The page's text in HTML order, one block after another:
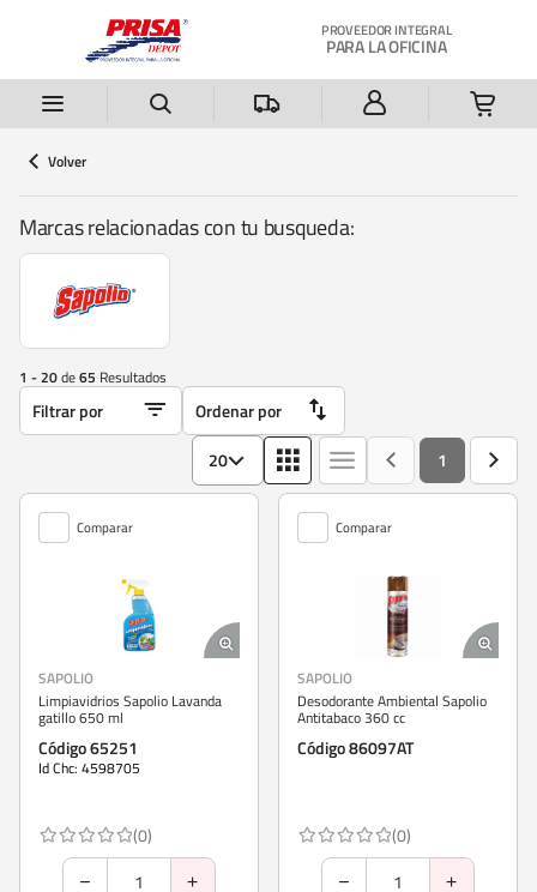
PROVEEDOR INTEGRAL
PARA LA OFICINA
Volver
Marcas relacionadas con tu busqueda:
1 - 20de65 Resultados
20 1
Comparar
SAPOLIO
Limpiavidrios Sapolio Lavanda
gatillo 650 ml
Código 65251
Id Chc: 4598705
(0)
Comparar
SAPOLIO
Desodorante Ambiental Sapolio
Antitabaco 360 cc
Código 86097AT
(0)